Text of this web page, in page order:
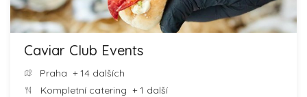
Caviar Club Events
Praha + 14 dalších
Kompletní catering + 1 další